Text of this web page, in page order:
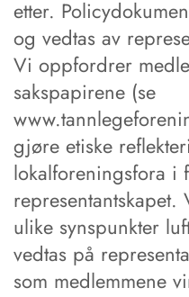
etter.
og vedtas av
Vi oppfordrer
sakspapirene (se
gjøre etiske
lokalforeningsfora i
ulike synspunkter
vedtas på
som medlemmene